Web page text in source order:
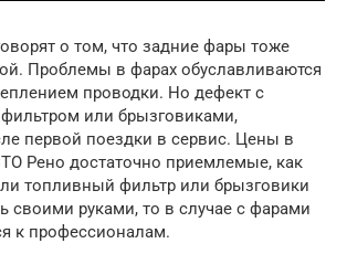
о том, что задние фары тоже
Проблемы в фарах обуславливаются
проводки. Но дефект с
или брызговиками,
первой поездки в сервис. Цены в
Рено достаточно приемлемые, как
топливный фильтр или брызговики
своими руками, то в случае с фарами
к профессионалам.